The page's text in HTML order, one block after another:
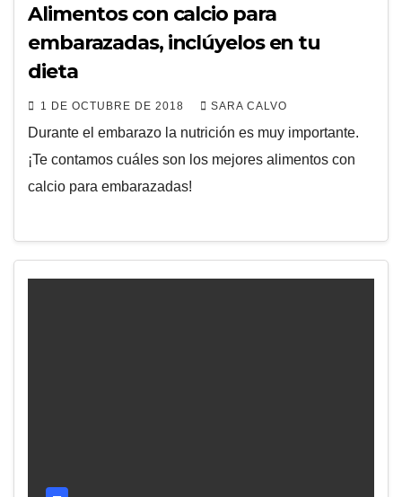
Alimentos con calcio para
embarazadas, inclúyelos en tu
dieta
1 DE OCTUBRE DE 2018 SARA CALVO
Durante el embarazo la nutrición es muy importante.
¡Te contamos cuáles son los mejores alimentos con
calcio para embarazadas!